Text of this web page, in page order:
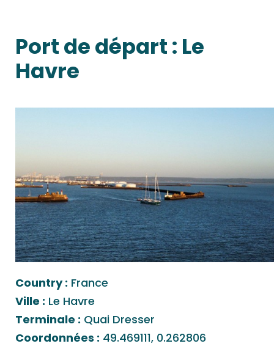
Port de départ : Le
Havre
Country : France
Ville : Le Havre
Terminale : Quai Dresser
Coordonnées : 49.469111, 0.262806